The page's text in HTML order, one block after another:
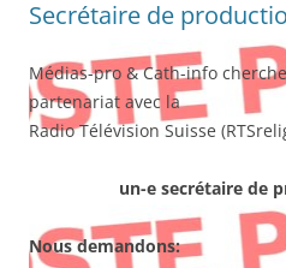
Secrétaire de
Médias-pro & Cath-info
partenariat avec la
Radio Télévision Suisse
un-e secrétaire de
Nous demandons: